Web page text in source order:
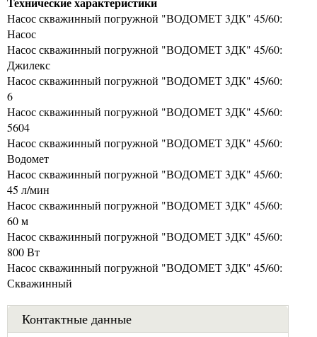
Насос скважинный погружной "ВОДОМЕТ 3ДК" 45/60:
Насос
Насос скважинный погружной "ВОДОМЕТ 3ДК" 45/60:
Джилекс
Насос скважинный погружной "ВОДОМЕТ 3ДК" 45/60:
6
Насос скважинный погружной "ВОДОМЕТ 3ДК" 45/60:
5604
Насос скважинный погружной "ВОДОМЕТ 3ДК" 45/60:
Водомет
Насос скважинный погружной "ВОДОМЕТ 3ДК" 45/60:
45 л/мин
Насос скважинный погружной "ВОДОМЕТ 3ДК" 45/60:
60 м
Насос скважинный погружной "ВОДОМЕТ 3ДК" 45/60:
800 Вт
Насос скважинный погружной "ВОДОМЕТ 3ДК" 45/60:
Скважинный
Контактные данные